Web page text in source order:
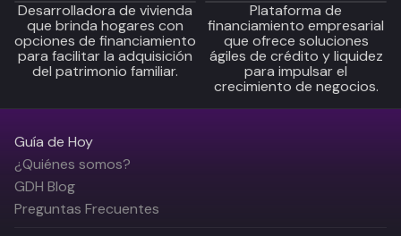
Desarrolladora de vivienda
que brinda hogares con
opciones de financiamiento
para facilitar la adquisición
del patrimonio familiar.
Plataforma de
financiamiento empresarial
que ofrece soluciones
ágiles de crédito y liquidez
para impulsar el
crecimiento de negocios.
Guía de Hoy
¿Quiénes somos?
GDH Blog
Preguntas Frecuentes